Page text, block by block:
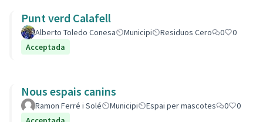
Punt verd Calafell
Alberto Toledo Conesa Municipi Residuos Cero 0
0
Acceptada
Nous espais canins
Ramon Ferré i Solé Municipi Espai per mascotes 0
0